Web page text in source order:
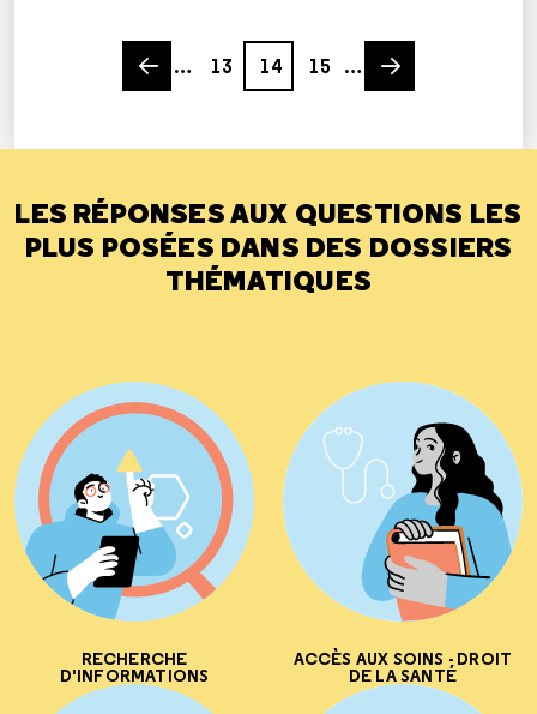
Previous page
…
13
Page
14
15
…
Next page
LES RÉPONSES AUX QUESTIONS LES
PLUS POSÉES DANS DES DOSSIERS
THÉMATIQUES
RECHERCHE
D'INFORMATIONS
ACCÈS AUX SOINS - DROIT
DE LA SANTÉ